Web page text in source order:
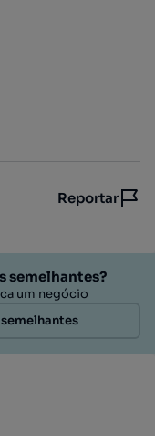
Reportar
semelhantes?
um negócio